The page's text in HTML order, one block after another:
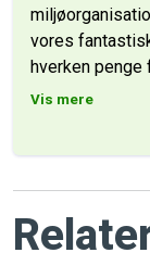
vores
hverken penge
Vis mere